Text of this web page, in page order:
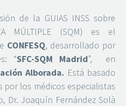
de la GUIAS INSS sobre
MÚLTIPLE (SQM) es el
CONFESQ, desarrollado por
“SFC-SQM Madrid”, en
Alborada. Está basado
por los médicos especialistas
Dr. Joaquín Fernández Solà